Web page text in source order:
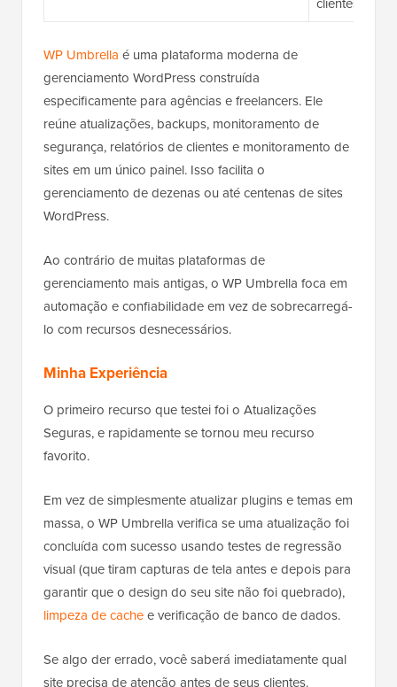
WP Umbrella é uma plataforma moderna de
gerenciamento WordPress construída
especificamente para agências e freelancers. Ele
reúne atualizações, backups, monitoramento de
segurança, relatórios de clientes e monitoramento de
sites em um único painel. Isso facilita o
gerenciamento de dezenas ou até centenas de sites
WordPress.
Ao contrário de muitas plataformas de
gerenciamento mais antigas, o WP Umbrella foca em
automação e confiabilidade em vez de sobrecarregá-
lo com recursos desnecessários.
Minha Experiência
O primeiro recurso que testei foi o Atualizações
Seguras, e rapidamente se tornou meu recurso
favorito.
Em vez de simplesmente atualizar plugins e temas em
massa, o WP Umbrella verifica se uma atualização foi
concluída com sucesso usando testes de regressão
visual (que tiram capturas de tela antes e depois para
garantir que o design do seu site não foi quebrado),
limpeza de cachee verificação de banco de dados.
Se algo der errado, você saberá imediatamente qual
site precisa de atenção antes de seus clientes.